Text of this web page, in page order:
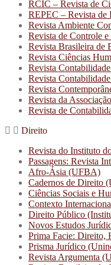
RCIC – Revista de
REPEC – Revista de
Revista Ambiente
Revista de Controle e
Revista Brasileira de
Revista Ciências
Revista
Revista
Revista
Revista da
Revista de
Direito
Revista do Instituto
Passagens: Revista
Afro-Ásia (UFBA)
Cadernos de Direito
Ciências Sociais e
Contexto
Direito Público
Novos Estudos
Prima Facie: Direito,
Prisma Jurídico
Revista Argumenta